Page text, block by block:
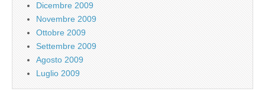
Dicembre 2009
Novembre 2009
Ottobre 2009
Settembre 2009
Agosto 2009
Luglio 2009